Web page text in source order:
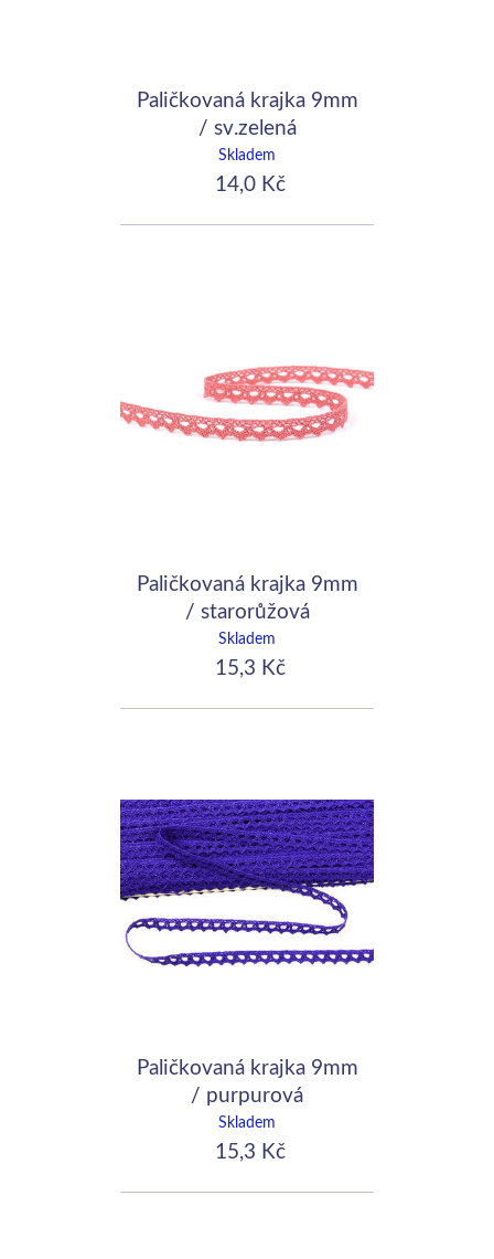
Paličkovaná krajka 9mm
/ sv.zelená
Skladem
14,0 Kč
Paličkovaná krajka 9mm
/ starorůžová
Skladem
15,3 Kč
Paličkovaná krajka 9mm
/ purpurová
Skladem
15,3 Kč